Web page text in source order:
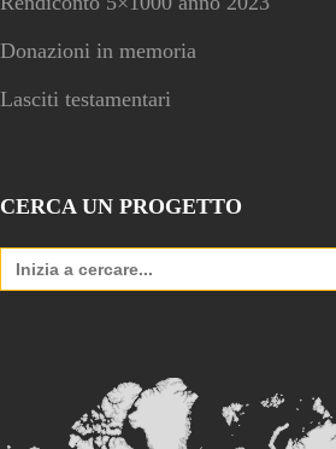
Donazioni in memoria
Lasciti testamentari
CERCA UN PROGETTO
Search
for: